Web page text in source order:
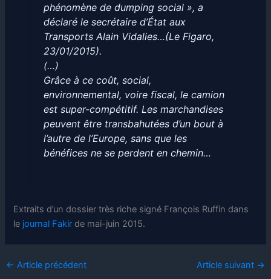
phénomène de dumping social », a
déclaré le secrétaire d’État aux
Transports Alain Vidalies…(Le Figaro,
23/01/2015).
(…)
Grâce à ce coût, social,
environnemental, voire fiscal, le camion
est super-compétitif. Les marchandises
peuvent être transbahutées d’un bout à
l’autre de l’Europe, sans que les
bénéfices ne se perdent en chemin…
Extraits d’un dossier très riche signé François Ruffin dans
le journal Fakir de mai-juin 2015.
← Article précédent Article suivant →